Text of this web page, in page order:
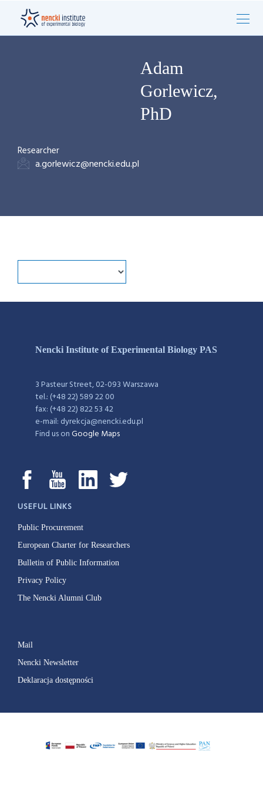
Adam
Gorlewicz,
PhD
Researcher
a.gorlewicz@nencki.edu.pl
Nencki Institute of Experimental Biology PAS
3 Pasteur Street, 02-093 Warszawa
tel.: (+48 22) 589 22 00
fax: (+48 22) 822 53 42
e-mail: dyrekcja@nencki.edu.pl
Find us onGoogle Maps
USEFUL LINKS
Public Procurement
European Charter for Researchers
Bulletin of Public Information
Privacy Policy
The Nencki Alumni Club
Mail
Nencki Newsletter
Deklaracja dostępności